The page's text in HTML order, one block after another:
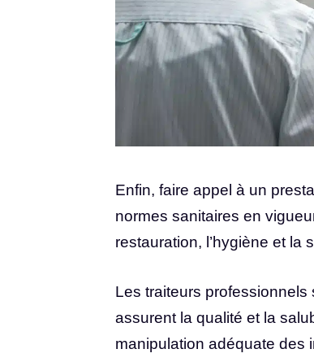
Enfin, faire appel à un
normes sanitaires en
restauration, l’hygiène et la
Les traiteurs
assurent la qualité et la
manipulation adéquate des